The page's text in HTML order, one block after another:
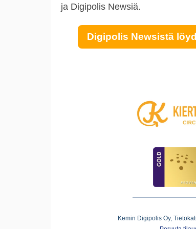
ja Digipolis Newsiä.
Digipolis Newsistä
Kemin Digipolis Oy,